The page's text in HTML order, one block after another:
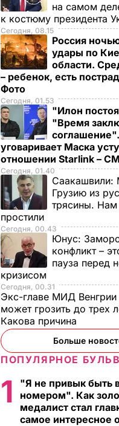
на самом
к костюму президента
Сегодня, 08.15
Россия
удары по
области.
– ребенок, есть
Фото
Сегодня, 01.53
"Илон
"Время
уговаривает Маска
отношении Starlink –
Сегодня, 01.40
Саакашвили:
Грузию из
трясины. Нам
простили
Сегодня, 00.43
Юнус:
конфликт –
пауза перед
кризисом
Сегодня, 00.31
Экс-главе МИД Венгрии
может грозить до трех
Какова причина
Больше
ПОПУЛЯРНОЕ
1
"Я не привык быть
номером". Как
медалист стал
самое интересное